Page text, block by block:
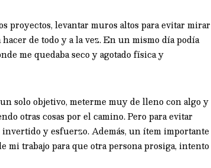
proyectos, levantar muros altos para evitar mirar
de todo y a la vez. En un mismo día podía
me quedaba seco y agotado física y
solo objetivo, meterme muy de lleno con algo y
otras cosas por el camino. Pero para evitar
y esfuerzo. Además, un ítem importante
mi trabajo para que otra persona prosiga, intento